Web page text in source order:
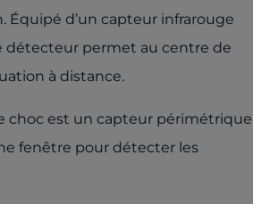
Équipé d’un capteur infrarouge
détecteur permet au centre de
à distance.
choc est un capteur périmétrique
fenêtre pour détecter les